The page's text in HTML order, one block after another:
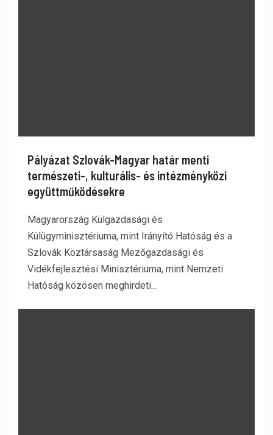
Pályázat Szlovák-Magyar határ menti
természeti-, kulturális- és intézményközi
együttműködésekre
Magyarország Külgazdasági és
Külügyminisztériuma, mint Irányító Hatóság és a
Szlovák Köztársaság Mezőgazdasági és
Vidékfejlesztési Minisztériuma, mint Nemzeti
Hatóság közösen meghirdeti...